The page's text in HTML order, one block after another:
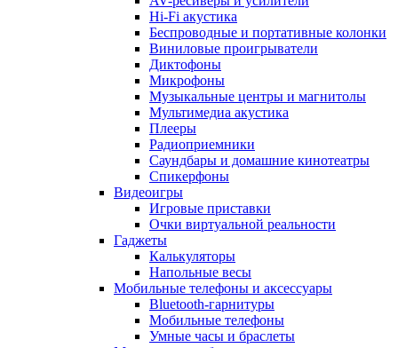
Hi-Fi акустика
Беспроводные и портативные колонки
Виниловые проигрыватели
Диктофоны
Микрофоны
Музыкальные центры и магнитолы
Мультимедиа акустика
Плееры
Радиоприемники
Саундбары и домашние кинотеатры
Спикерфоны
Видеоигры
Игровые приставки
Очки виртуальной реальности
Гаджеты
Калькуляторы
Напольные весы
Мобильные телефоны и аксессуары
Bluetooth-гарнитуры
Мобильные телефоны
Умные часы и браслеты